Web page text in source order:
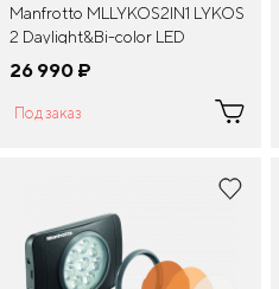
Manfrotto MLLYKOS2IN1 LYKOS
2 Daylight&Bi-color LED
26 990 ¤
Под заказ